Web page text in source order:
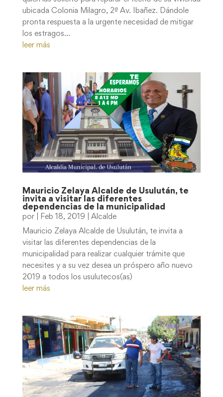
ubicada Colonia Milagro, 2ª Av. Ibañez. Dándole
pronta respuesta a la urgente necesidad de mitigar
los estragos...
leer más
Mauricio Zelaya Alcalde de Usulután, te
invita a visitar las diferentes
dependencias de la municipalidad
por Feb 18, 2019 Alcalde
Mauricio Zelaya Alcalde de Usulután, te invita a
visitar las diferentes dependencias de la
municipalidad para realizar cualquier trámite que
necesites y a su vez desea un próspero año nuevo
2019 a todos los usulutecos(as)
leer más